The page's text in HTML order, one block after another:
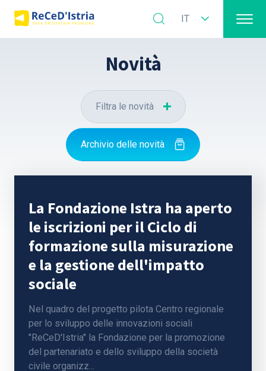
IT
Novità
Filtra le novità
Archivio delle novità
La Fondazione Istra ha aperto
le iscrizioni per il Ciclo di
formazione sulla misurazione
e la gestione dell'impatto
sociale
Nel quadro del progetto pilota Centro regionale
per lo sviluppo delle innovazioni sociali
"ReCeD'Istria" la Fondazione per la promozione
del partenariato e dello sviluppo della società
civile organizz...